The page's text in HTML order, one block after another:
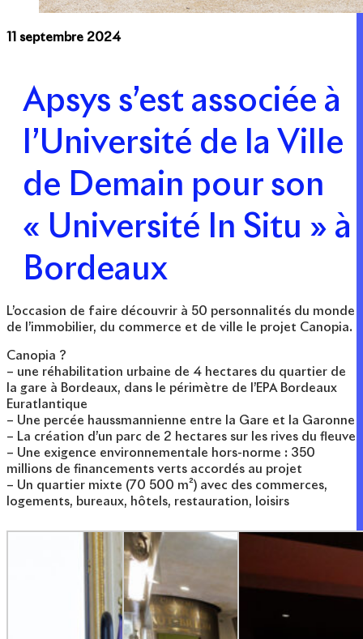
11 septembre 2024
Apsys s’est associée à
l’Université de la Ville
de Demain pour son
« Université In Situ » à
Bordeaux
L’occasion de faire découvrir à 50 personnalités du monde
de l’immobilier, du commerce et de ville le projet Canopia.
Canopia ?
– une réhabilitation urbaine de 4 hectares du quartier de
la gare à Bordeaux, dans le périmètre de l’EPA Bordeaux
Euratlantique
– Une percée haussmannienne entre la Gare et la Garonne
– La création d’un parc de 2 hectares sur les rives du fleuve
– Une exigence environnementale hors-norme : 350
millions de financements verts accordés au projet
– Un quartier mixte (70 500 m²) avec des commerces,
logements, bureaux, hôtels, restauration, loisirs